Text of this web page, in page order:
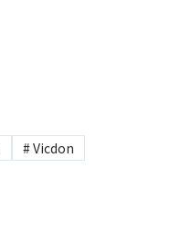
#Vicdon